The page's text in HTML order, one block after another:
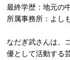
最終学歴：地元の
所属事務所：よし
なだぎ武さんは、
優として活動する